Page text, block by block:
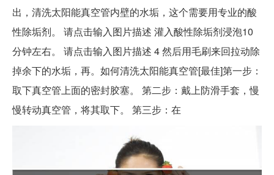
出，清洗太阳能真空管内壁的水垢，这个需要用专业的酸
性除垢剂。 请点击输入图片描述 灌入酸性除垢剂浸泡10
分钟左右。 请点击输入图片描述 4 然后用毛刷来回拉动除
掉余下的水垢，再。如何清洗太阳能真空管[最佳]第一步：
取下真空管上面的密封胶塞。 第二步：戴上防滑手套，慢
慢转动真空管，将其取下。 第三步：在